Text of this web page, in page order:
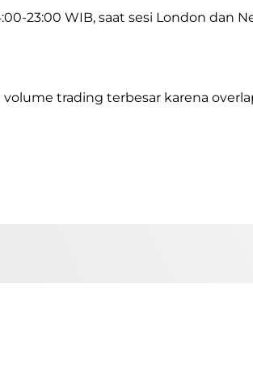
23:00 WIB, saat sesi London dan
trading terbesar karena